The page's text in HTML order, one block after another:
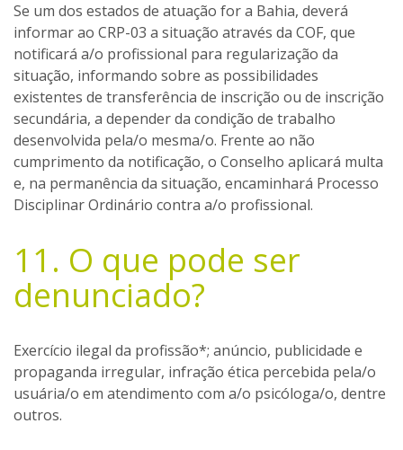
Se um dos estados de atuação for a Bahia, deverá
informar ao CRP-03 a situação através da COF, que
notificará a/o profissional para regularização da
situação, informando sobre as possibilidades
existentes de transferência de inscrição ou de inscrição
secundária, a depender da condição de trabalho
desenvolvida pela/o mesma/o. Frente ao não
cumprimento da notificação, o Conselho aplicará multa
e, na permanência da situação, encaminhará Processo
Disciplinar Ordinário contra a/o profissional.
11. O que pode ser
denunciado?
Exercício ilegal da profissão*; anúncio, publicidade e
propaganda irregular, infração ética percebida pela/o
usuária/o em atendimento com a/o psicóloga/o, dentre
outros.